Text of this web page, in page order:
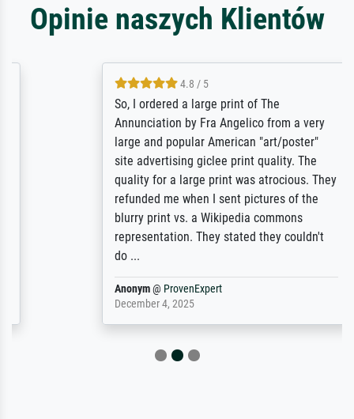
Opinie naszych Klientów
4.8 / 5
So, I ordered a large print of The
Annunciation by Fra Angelico from a very
large and popular American "art/poster"
site advertising giclee print quality. The
quality for a large print was atrocious. They
refunded me when I sent pictures of the
blurry print vs. a Wikipedia commons
representation. They stated they couldn't
ProvenExpert
December 4, 2025